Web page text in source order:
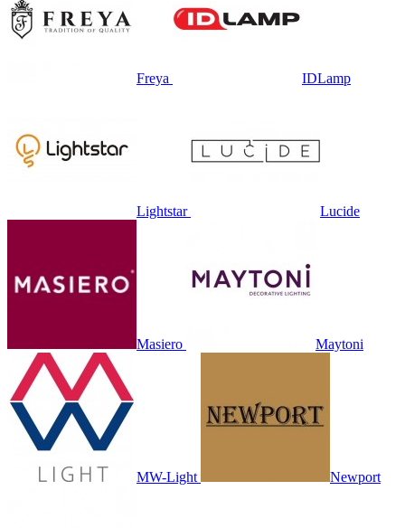
Freya IDLamp
Lightstar Lucide
Masiero Maytoni
MW-Light Newport